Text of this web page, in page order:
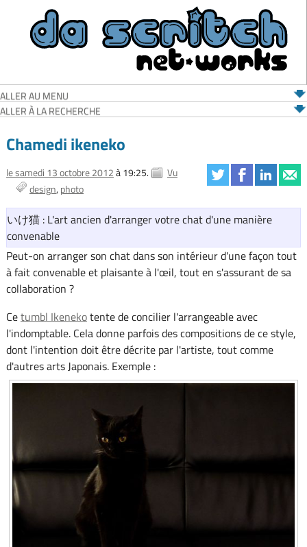
ALLER AU MENU
ALLER À LA RECHERCHE
Chamedi ikeneko
le samedi 13 octobre 2012à 19:25.
Vu
design photo
いけ猫 : L'art ancien d'arranger votre chat d'une manière
convenable
Peut-on arranger son chat dans son intérieur d'une façon tout
à fait convenable et plaisante à l'œil, tout en s'assurant de sa
collaboration ?
Cetumbl Ikenekotente de concilier l'arrangeable avec
l'indomptable. Cela donne parfois des compositions de ce style,
dont l'intention doit être décrite par l'artiste, tout comme
d'autres arts Japonais. Exemple :